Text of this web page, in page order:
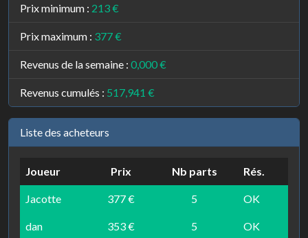
Prix minimum : 213 €
Prix maximum : 377 €
Revenus de la semaine : 0,000 €
Revenus cumulés : 517,941 €
Liste des acheteurs
Joueur Prix Nb parts Rés.
Jacotte 377 € 5 OK
dan 353 € 5 OK